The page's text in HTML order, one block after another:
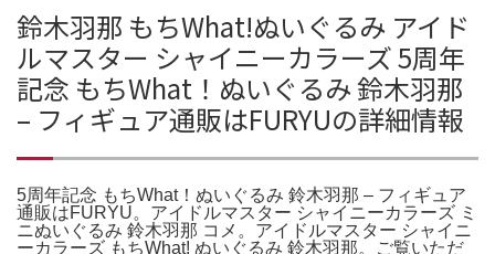
鈴木羽那 もちWhat!ぬいぐるみ アイド
ルマスター シャイニーカラーズ 5周年
記念 もちWhat！ぬいぐるみ 鈴木羽那
– フィギュア通販はFURYUの詳細情報
5周年記念 もちWhat！ぬいぐるみ 鈴木羽那 – フィギュア
通販はFURYU。アイドルマスター シャイニーカラーズ ミ
ニぬいぐるみ 鈴木羽那 コメ。アイドルマスター シャイニ
ーカラーズ もちWhat! ぬいぐるみ 鈴木羽那。ご覧いただ